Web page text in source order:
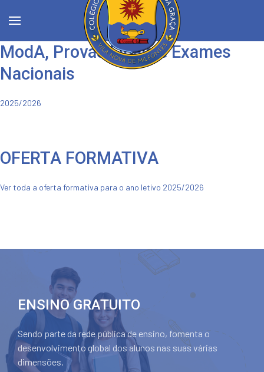
ModA, Provas Finais e Exames
Nacionais
2025/2026
OFERTA FORMATIVA
Ver toda a oferta formativa para o ano letivo 2025/2026
ENSINO GRATUITO
Sendo parte da rede pública de ensino, fomenta o
desenvolvimento global dos alunos nas suas várias
dimensões.
ENSINO
QUALIDADE
A
excelência
educativa